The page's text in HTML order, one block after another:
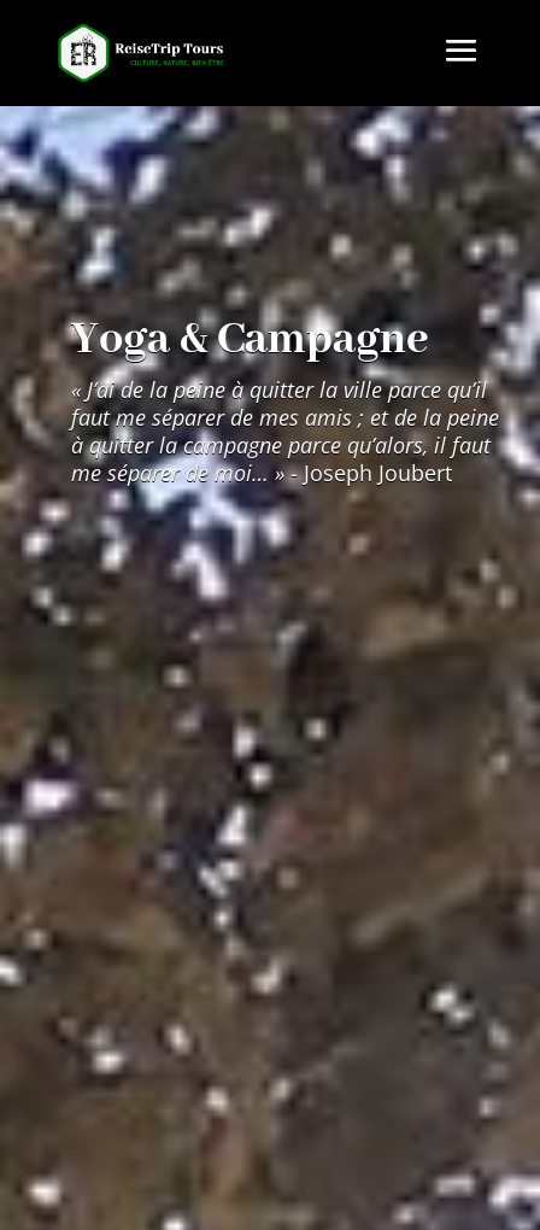
Yoga & Campagne
« J’ai de la peine à quit­ter la ville parce qu’il
faut me sépa­rer de mes amis ; et de la peine
à quit­ter la cam­pagne parce qu’alors, il faut
me sépa­rer de moi… »- Joseph Joubert